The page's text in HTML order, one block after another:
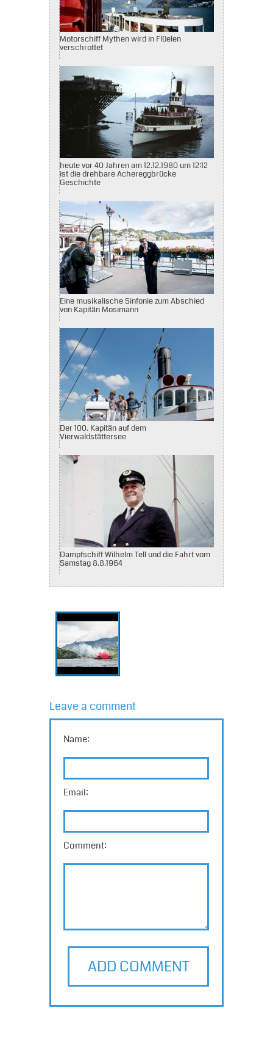
Motorschiff Mythen wird in Flüelen
verschrottet
heute vor 40 Jahren am 12.12.1980 um 12:12
ist die drehbare Achereggbrücke
Geschichte
Eine musikalische Sinfonie zum Abschied
von Kapitän Mosimann
Der 100. Kapitän auf dem
Vierwaldstättersee
Dampfschiff Wilhelm Tell und die Fahrt vom
Samstag 8.8.1964
Leave a comment
Name:
Email:
Comment:
ADD COMMENT